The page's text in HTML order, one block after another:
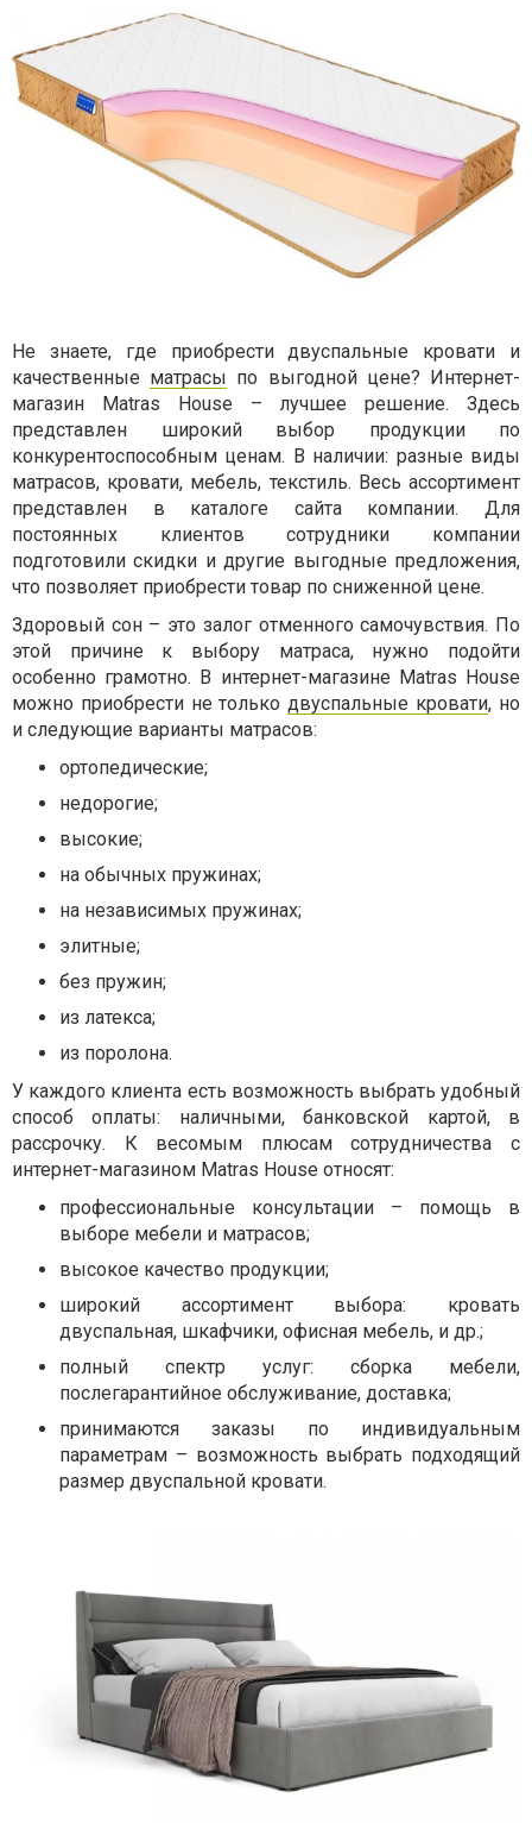
Не знаете, где приобрести двуспальные кровати и
качественные матрасы по выгодной цене? Интернет-
магазин Matras House – лучшее решение. Здесь
представлен широкий выбор продукции по
конкурентоспособным ценам. В наличии: разные виды
матрасов, кровати, мебель, текстиль. Весь ассортимент
представлен в каталоге сайта компании. Для
постоянных клиентов сотрудники компании
подготовили скидки и другие выгодные предложения,
что позволяет приобрести товар по сниженной цене.
Здоровый сон – это залог отменного самочувствия. По
этой причине к выбору матраса, нужно подойти
особенно грамотно. В интернет-магазине Matras House
можно приобрести не толькодвуспальные кровати, но
и следующие варианты матрасов:
ортопедические;
недорогие;
высокие;
на обычных пружинах;
на независимых пружинах;
элитные;
без пружин;
из латекса;
из поролона.
У каждого клиента есть возможность выбрать удобный
способ оплаты: наличными, банковской картой, в
рассрочку. К весомым плюсам сотрудничества с
интернет-магазином Matras House относят:
профессиональные консультации – помощь в
выборе мебели и матрасов;
высокое качество продукции;
широкий ассортимент выбора: кровать
двуспальная, шкафчики, офисная мебель, и др.;
полный спектр услуг: сборка мебели,
послегарантийное обслуживание, доставка;
принимаются заказы по индивидуальным
параметрам – возможность выбрать подходящий
размер двуспальной кровати.